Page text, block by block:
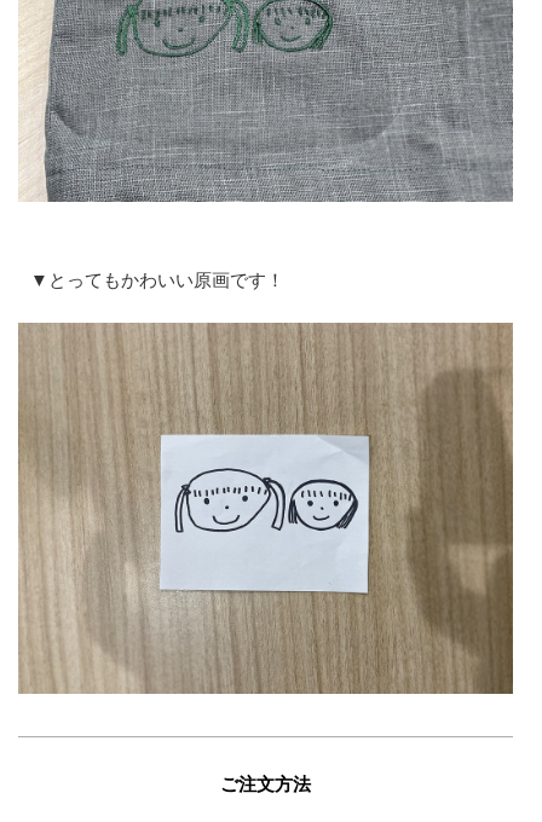
▼とってもかわいい原画です！
ご注文方法